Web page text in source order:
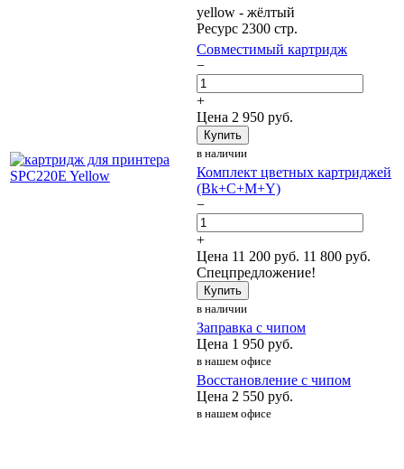
yellow - жёлтый
Ресурс 2300 стр.
Совместимый картридж
−
+
Цена 2 950 руб.
Купить
в наличии
Комплект цветных картриджей
(Bk+C+M+Y)
−
+
Цена 11 200 руб. 11 800 руб.
Спецпредложение!
Купить
в наличии
Заправка с чипом
Цена 1 950 руб.
в нашем офисе
Восстановление с чипом
Цена 2 550 руб.
в нашем офисе